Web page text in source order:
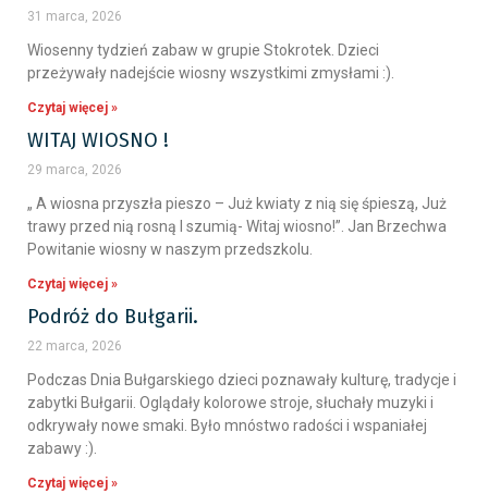
31 marca, 2026
Wiosenny tydzień zabaw w grupie Stokrotek. Dzieci
przeżywały nadejście wiosny wszystkimi zmysłami :).
Czytaj więcej »
WITAJ WIOSNO !
29 marca, 2026
„ A wiosna przyszła pieszo – Już kwiaty z nią się śpieszą, Już
trawy przed nią rosną I szumią- Witaj wiosno!”. Jan Brzechwa
Powitanie wiosny w naszym przedszkolu.
Czytaj więcej »
Podróż do Bułgarii.
22 marca, 2026
Podczas Dnia Bułgarskiego dzieci poznawały kulturę, tradycje i
zabytki Bułgarii. Oglądały kolorowe stroje, słuchały muzyki i
odkrywały nowe smaki. Było mnóstwo radości i wspaniałej
zabawy :).
Czytaj więcej »